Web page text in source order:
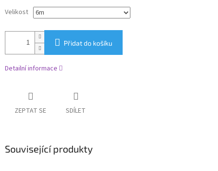
Velikost
Přidat do košíku
Detailní informace
ZEPTAT SE SDÍLET
Související produkty